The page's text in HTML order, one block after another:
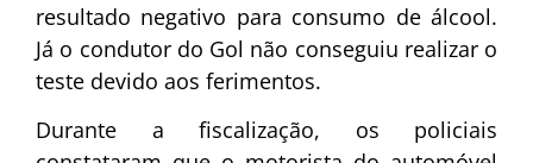
resultado negativo para consumo de álcool.
Já o condutor do Gol não conseguiu realizar o
teste devido aos ferimentos.
Durante a fiscalização, os policiais